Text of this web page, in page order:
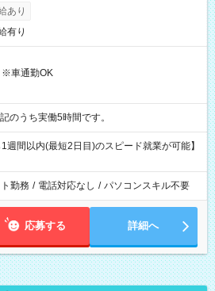
あり
有り
車通勤OK
※表記のうち実働5時間です。
週間以内(最短2日目)のスピード就業が可能】
勤務 / 電話対応なし / パソコンスキル不要
応募する 詳細へ